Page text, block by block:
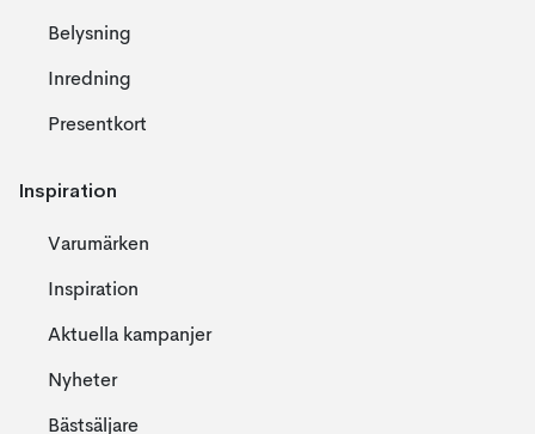
Belysning
Inredning
Presentkort
Inspiration
Varumärken
Inspiration
Aktuella kampanjer
Nyheter
Bästsäljare